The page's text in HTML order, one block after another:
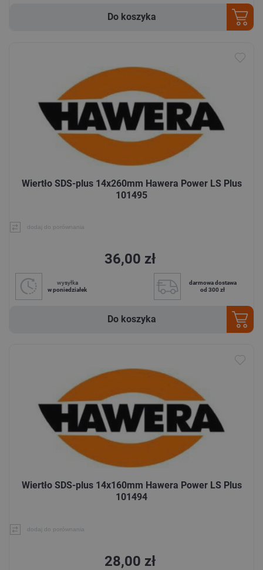
Do koszyka
Wiertło SDS-plus 14x260mm Hawera Power LS Plus
101495
dodaj do porównania
36,00 zł
wysyłka
w poniedziałek
darmowa dostawa
od 300 zł
Do koszyka
Wiertło SDS-plus 14x160mm Hawera Power LS Plus
101494
dodaj do porównania
28,00 zł